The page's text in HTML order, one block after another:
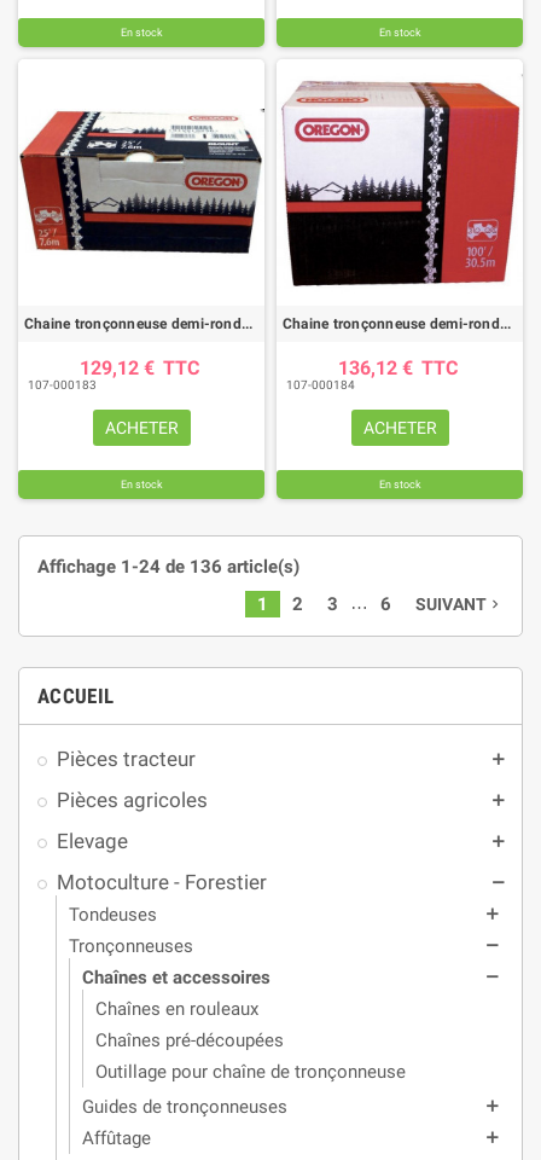
ACCUEIL
Pièces tracteur add
Pièces agricoles add
Elevage add
Motoculture - Forestier remove
Tondeuses add
Tronçonneuses remove
Chaînes et accessoires remove
Chaînes en rouleaux
Chaînes pré-découpées
Outillage pour chaîne de tronçonneuse
Guides de tronçonneuses
add
Affûtage add
En stock En stock
Chaine tronçonneuse demi-ronde OREGON 91VXL /pas 3/8"LP / jauge .050"(1.3mm) - rouleau 25 pieds
129,12 € TTC
107-000183
ACHETER
En stock
Chaine tronçonneuse demi-ronde OREGON 91PX /pas 3/8"LP / jauge .050"(1.3mm) - rouleau 25 pieds
136,12 € TTC
107-000184
ACHETER
En stock
Affichage 1-24 de 136 article(s)
1
2 3 … 6 SUIVANT navigate_next